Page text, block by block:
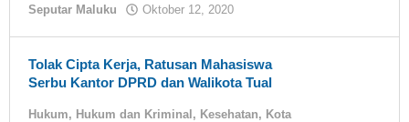
Seputar Maluku
Oktober 12, 2020
Tolak Cipta Kerja, Ratusan Mahasiswa
Serbu Kantor DPRD dan Walikota Tual
Hukum, Hukum dan Kriminal , Kesehatan, Kota